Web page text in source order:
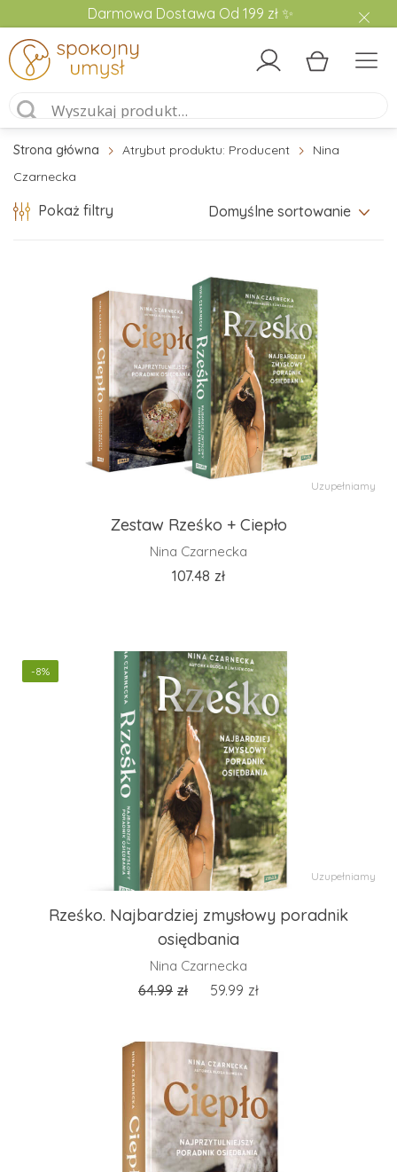
Darmowa Dostawa Od 199 zł ✨
Strona główna Atrybut produktu: Producent
Nina
Czarnecka
Pokaż filtry Domyślne sortowanie
Uzupełniamy
Zestaw Rześko + Ciepło
Nina Czarnecka
107.48 zł
-8%
Uzupełniamy
Rześko. Najbardziej zmysłowy poradnik
osiędbania
Nina Czarnecka
64.99 zł 59.99 zł